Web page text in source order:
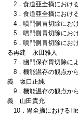
2．食道亜全摘におけ
3．食道亜全摘におけ
4．噴門側胃切除にお
5．噴門側胃切除にお
6．噴門側胃切除にお
る再建 永田雅人
7．幽門保存胃切除に
8．機能温存の観点か
義 坂口正純
9．機能温存の観点か
義 山田貴允
10．胃全摘における